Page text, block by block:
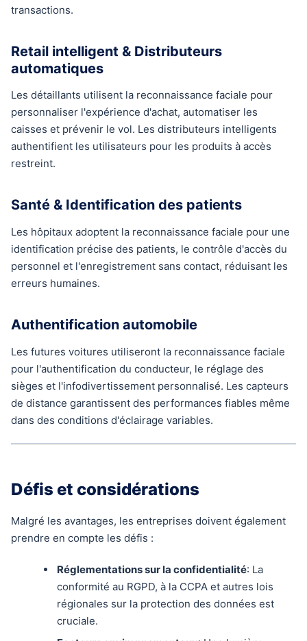
transactions.
Retail intelligent & Distributeurs
automatiques
Les détaillants utilisent la reconnaissance faciale pour
personnaliser l'expérience d'achat, automatiser les
caisses et prévenir le vol. Les distributeurs intelligents
authentifient les utilisateurs pour les produits à accès
restreint.
Santé & Identification des patients
Les hôpitaux adoptent la reconnaissance faciale pour une
identification précise des patients, le contrôle d'accès du
personnel et l'enregistrement sans contact, réduisant les
erreurs humaines.
Authentification automobile
Les futures voitures utiliseront la reconnaissance faciale
pour l'authentification du conducteur, le réglage des
sièges et l'infodivertissement personnalisé. Les capteurs
de distance garantissent des performances fiables même
dans des conditions d'éclairage variables.
Défis et considérations
Malgré les avantages, les entreprises doivent également
prendre en compte les défis :
Réglementations sur la confidentialité: La
conformité au RGPD, à la CCPA et autres lois
régionales sur la protection des données est
cruciale.